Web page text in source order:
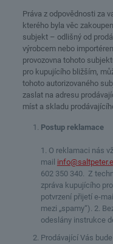
Práva z odpovědnosti za
kterého byla věc
subjekt – odlišný od
výrobcem nebo
provozovna tohoto
pro kupujícího bližším,
tohoto autorizovaného
zaslat na adresu
míst a skladu
Postup reklamace
1. O reklamaci nás
mail
602 350 340. Z
zpráva kupujícího
potvrzení přijetí e-
mezi „spamy“). 2.
odeslány instrukce
Prodávající Vás